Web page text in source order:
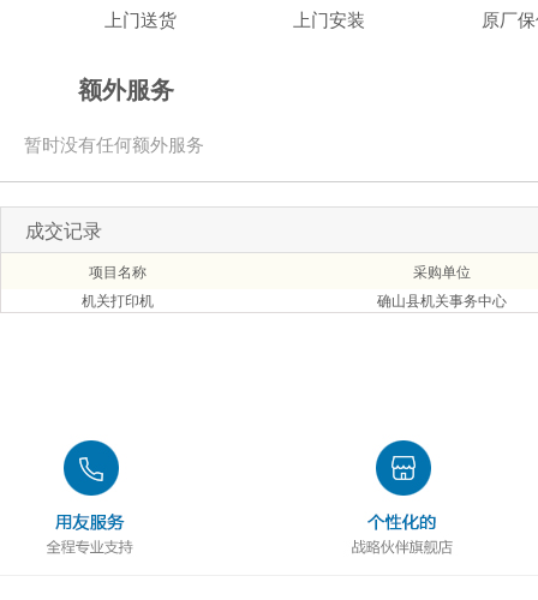
上门送货 上门安装 原厂
额外服务
暂时没有任何额外服务
成交记录
项目名称
采购单位
机关打印机
确山县机关事务中心